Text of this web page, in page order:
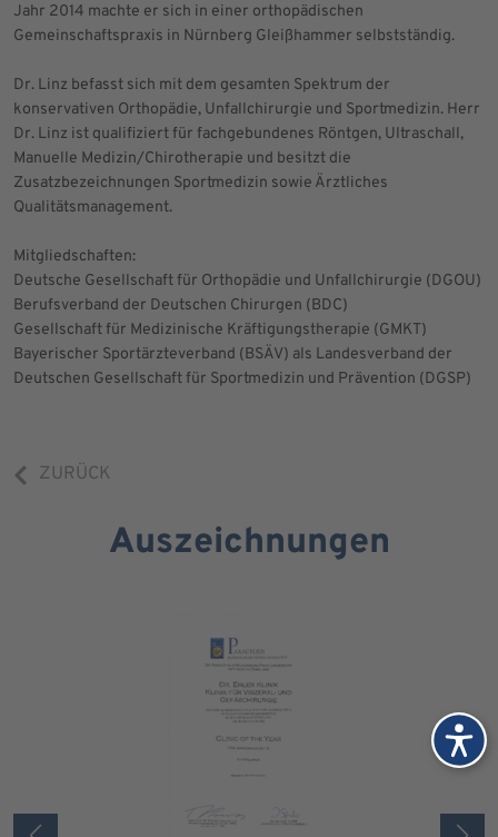
Jahr 2014 machte er sich in einer orthopädischen
Gemeinschaftspraxis in Nürnberg Gleißhammer selbstständig.
Dr. Linz befasst sich mit dem gesamten Spektrum der
konservativen Orthopädie, Unfallchirurgie und Sportmedizin. Herr
Dr. Linz ist qualifiziert für fachgebundenes Röntgen, Ultraschall,
Manuelle Medizin/Chirotherapie und besitzt die
Zusatzbezeichnungen Sportmedizin sowie Ärztliches
Qualitätsmanagement.
Mitgliedschaften:
Deutsche Gesellschaft für Orthopädie und Unfallchirurgie (DGOU)
Berufsverband der Deutschen Chirurgen (BDC)
Gesellschaft für Medizinische Kräftigungstherapie (GMKT)
Bayerischer Sportärzteverband (BSÄV) als Landesverband der
Deutschen Gesellschaft für Sportmedizin und Prävention (DGSP)
ZURÜCK
Auszeichnungen